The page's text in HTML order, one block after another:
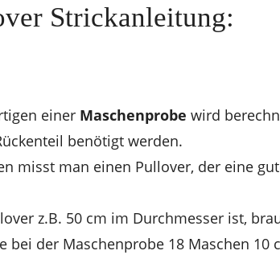
Strickanleitung:
einer Maschenprobe wird
benötigt werden.
misst man einen Pullover, der eine
z.B. 50 cm im Durchmesser ist,
bei der Maschenprobe 18 Maschen